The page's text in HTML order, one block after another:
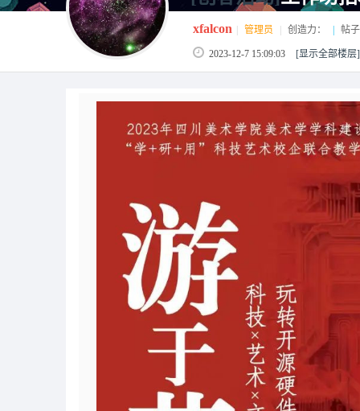
xfalcon 管理员 创造力： 帖
2023-12-7 15:09:03 [显示全部楼层]